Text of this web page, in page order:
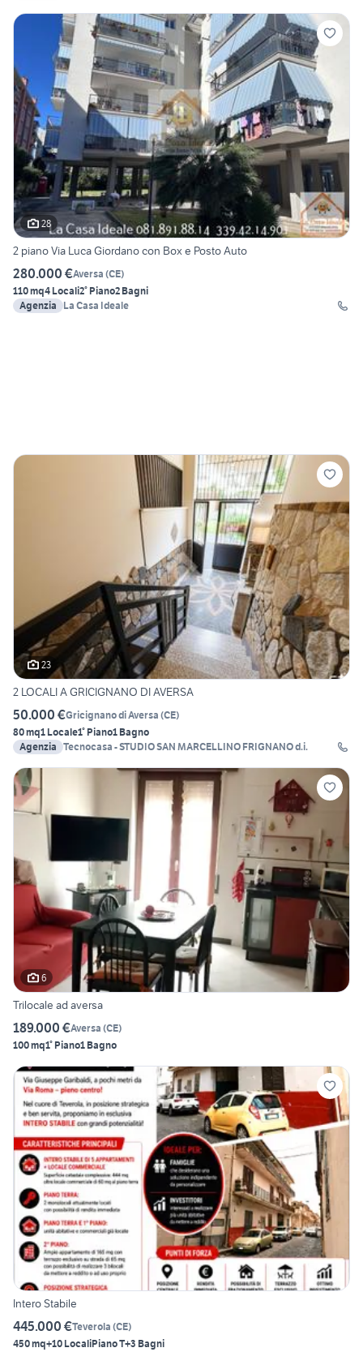
28
2 piano Via Luca Giordano con Box e Posto Auto
280.000 €Aversa (CE)
110 mq4 Locali2° Piano2 Bagni
Agenzia
La Casa Ideale
23
2 LOCALI A GRICIGNANO DI AVERSA
50.000 €Gricignano di Aversa (CE)
80 mq1 Locale1° Piano1 Bagno
Agenzia Tecnocasa - STUDIO SAN MARCELLINO FRIGNANO d.i.
6
Trilocale ad aversa
189.000 €Aversa (CE)
100 mq1° Piano1 Bagno
Intero Stabile
445.000 €Teverola (CE)
450 mq+10 LocaliPiano T+3 Bagni